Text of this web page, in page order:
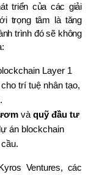
triển của các giải
trọng tâm là tăng
trình đó sẽ không
Layer 1
trí tuệ nhân tạo,
và quỹ đầu tư
án blockchain
Ventures, các